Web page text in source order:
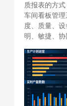
质报表的方
车间看板管
度、质量、
明、敏捷、协